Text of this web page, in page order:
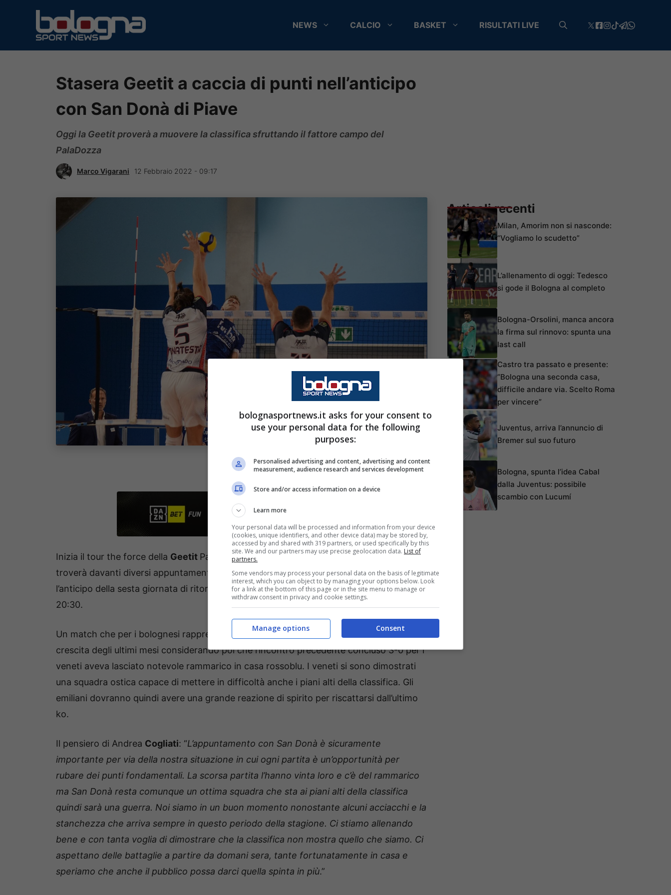
contenuto
NEWS CALCIO BASKET RISULTATI LIVE
Stasera Geetit a caccia di punti nell’anticipo
con San Donà di Piave
Oggi la Geetit proverà a muovere la classifica sfruttando il fattore campo del
PalaDozza
Marco Vigarani 12 Febbraio 2022 - 09:17
Inizia il tour the force della Geetit Pallavolo Bologna che nelle prossime giornate si
troverà davanti diversi appuntamenti cruciali per la salvezza. Si comincia domani con
l’anticipo della sesta giornata di ritorno al PalaDozza controSan Donà di Piavealle ore
20:30.
Un match che per i bolognesi rappresenta una possibilità di dimostrare ancora le
crescita degli ultimi mesi considerando poi che l’incontro precedente concluso 3-0 per i
veneti aveva lasciato notevole rammarico in casa rossoblu. I veneti si sono dimostrati
una squadra ostica capace di mettere in difficoltà anche i piani alti della classifica. Gli
emiliani dovranno quindi avere una grande reazione di spirito per riscattarsi dall’ultimo
ko.
Il pensiero di Andrea Cogliati: “L’appuntamento con San Donà è sicuramente
importante per via della nostra situazione in cui ogni partita è un’opportunità per
rubare dei punti fondamentali. La scorsa partita l’hanno vinta loro e c’è del rammarico
ma San Donà resta comunque un ottima squadra che sta ai piani alti della classifica
quindi sarà una guerra. Noi siamo in un buon momento nonostante alcuni acciacchi e la
stanchezza che arriva sempre in questo periodo della stagione. Ci stiamo allenando
bene e con tanta voglia di dimostrare che la classifica non mostra quello che siamo. Ci
aspettano delle battaglie a partire da domani sera, tante fortunatamente in casa e
speriamo che anche il pubblico possa darci quella spinta in più.”
Articoli recenti
Milan, Amorim non si nasconde:
“Vogliamo lo scudetto”
L’allenamento di oggi: Tedesco
si gode il Bologna al completo
Bologna-Orsolini, manca ancora
la firma sul rinnovo: spunta una
last call
Castro tra passato e presente:
“Bologna una seconda casa,
difficile andare via. Scelto Roma
per vincere”
Juventus, arriva l’annuncio di
Bremer sul suo futuro
Bologna, spunta l’idea Cabal
dalla Juventus: possibile
scambio con Lucumí
bolognasportnews.it asks for your consent to
use your personal data for the following
purposes:
Personalised advertising and content, advertising and content
measurement, audience research and services development
Store and/or access information on a device
Learn more
Your personal data will be processed and information from your device
(cookies, unique identifiers, and other device data) may be stored by,
accessed by and shared with 319 partners, or used specifically by this
site. We and our partners may use precise geolocation data. List of
partners.
Some vendors may process your personal data on the basis of legitimate
interest, which you can object to by managing your options below. Look
for a link at the bottom of this page or in the site menu to manage or
withdraw consent in privacy and cookie settings.
Consent
Manage options